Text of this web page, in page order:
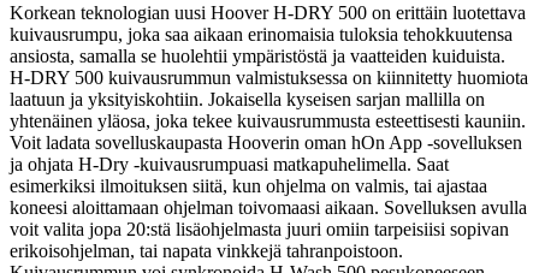
Korkean teknologian uusi Hoover H-DRY 500 on erittäin luotettava
kuivausrumpu, joka saa aikaan erinomaisia tuloksia tehokkuutensa
ansiosta, samalla se huolehtii ympäristöstä ja vaatteiden kuiduista.
H-DRY 500 kuivausrummun valmistuksessa on kiinnitetty huomiota
laatuun ja yksityiskohtiin. Jokaisella kyseisen sarjan mallilla on
yhtenäinen yläosa, joka tekee kuivausrummusta esteettisesti kauniin.
Voit ladata sovelluskaupasta Hooverin oman hOn App -sovelluksen
ja ohjata H-Dry -kuivausrumpuasi matkapuhelimella. Saat
esimerkiksi ilmoituksen siitä, kun ohjelma on valmis, tai ajastaa
koneesi aloittamaan ohjelman toivomaasi aikaan. Sovelluksen avulla
voit valita jopa 20:stä lisäohjelmasta juuri omiin tarpeisiisi sopivan
erikoisohjelman, tai napata vinkkejä tahranpoistoon.